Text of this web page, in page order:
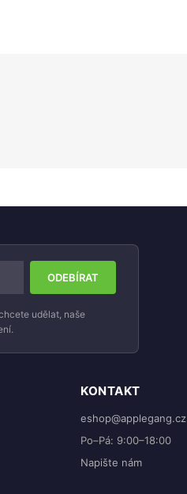
udělat, naše
KONTAKT
eshop@applegang.cz
Po–Pá: 9:00–18:00
Napište nám